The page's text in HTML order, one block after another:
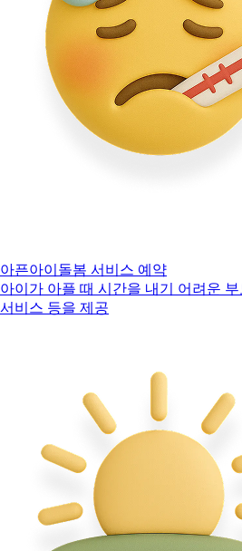
아픈아이돌봄 서비스 예약
아이가 아플 때 시간을 내기 어려운
서비스 등을 제공